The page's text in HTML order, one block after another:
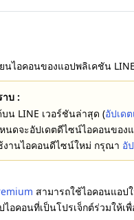
นไอคอนของแอปพลิเคชัน
บ :
น LINE เวอร์ชันล่าสุด (อัปเด
นดจะอัปเดตดีไซน์ไอคอนของ
งานไอคอนดีไซน์ใหม่ กรุณา อั
สามารถใช้ไอคอนแอป
อคอนที่เป็นโปรเจ็กต์ร่วมให้เ